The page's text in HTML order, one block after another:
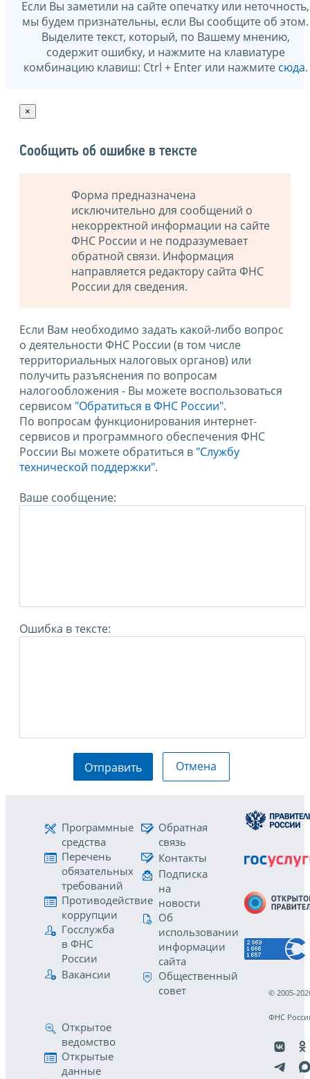
Если Вы заметили на сайте опечатку или неточность,
мы будем признательны, если Вы сообщите об этом.
Выделите текст, который, по Вашему мнению,
содержит ошибку, и нажмите на клавиатуре
комбинацию клавиш: Ctrl + Enter или нажмите сюда.
×
Сообщить об ошибке в тексте
Форма предназначена
исключительно для сообщений о
некорректной информации на сайте
ФНС России и не подразумевает
обратной связи. Информация
направляется редактору сайта ФНС
России для сведения.
Если Вам необходимо задать какой-либо вопрос
о деятельности ФНС России (в том числе
территориальных налоговых органов) или
получить разъяснения по вопросам
налогообложения - Вы можете воспользоваться
сервисом "Обратиться в ФНС России".
По вопросам функционирования интернет-
сервисов и программного обеспечения ФНС
России Вы можете обратиться в "Службу
технической поддержки".
Ваше сообщение:
Ошибка в тексте:
Отправить Отмена
Программные
средства
Перечень
обязательных
требований
Противодействие
коррупции
Госслужба
в ФНС
России
Вакансии
Обратная
связь
Контакты
Подписка
на
новости
Об
использовании
информации
сайта
Общественный
совет
Открытое
ведомство
Открытые
данные
© 2005-
ФНС